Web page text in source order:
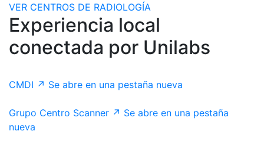
VER CENTROS DE RADIOLOGÍA
Experiencia local
conectada por Unilabs
CMDI ↗ Se abre en una pestaña nueva
Grupo Centro Scanner ↗ Se abre en una pestaña
nueva